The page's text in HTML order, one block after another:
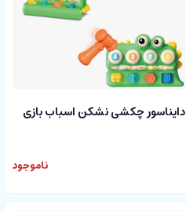
دایناسور چکشی نشکن اسباب بازی
ناموجود